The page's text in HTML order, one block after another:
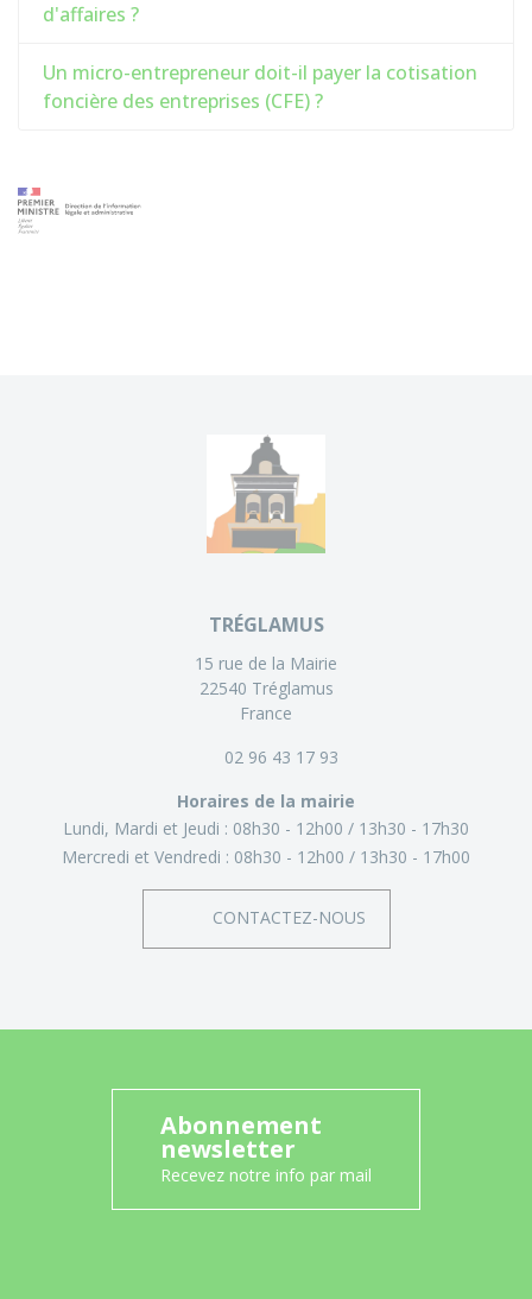
d'affaires ?
Un micro-entrepreneur doit-il payer la cotisation
foncière des entreprises (CFE) ?
TRÉGLAMUS
15 rue de la Mairie
22540 Tréglamus
France
02 96 43 17 93
Horaires de la mairie
Lundi, Mardi et Jeudi : 08h30 - 12h00
13h30 - 17h30
Mercredi et Vendredi : 08h30 - 12h00 13h30 - 17h00
CONTACTEZ-NOUS
Abonnement
newsletter
Recevez notre info par mail